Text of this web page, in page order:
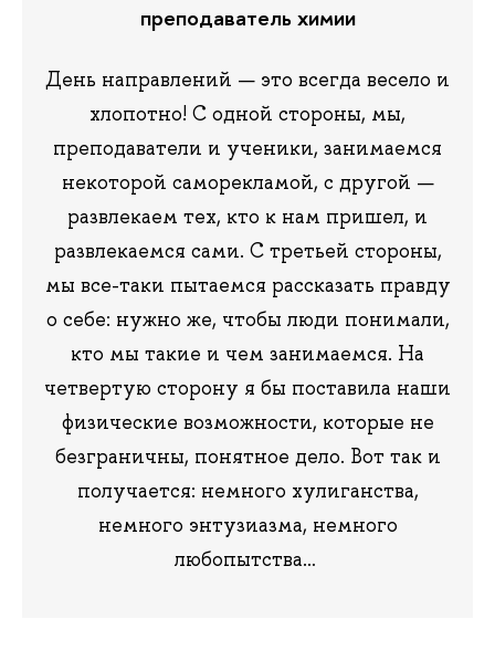
преподаватель химии
День направлений — это всегда весело и
хлопотно! С одной стороны, мы,
преподаватели и ученики, занимаемся
некоторой саморекламой, с другой —
развлекаем тех, кто к нам пришел, и
развлекаемся сами. С третьей стороны,
мы все-таки пытаемся рассказать правду
о себе: нужно же, чтобы люди понимали,
кто мы такие и чем занимаемся. На
четвертую сторону я бы поставила наши
физические возможности, которые не
безграничны, понятное дело. Вот так и
получается: немного хулиганства,
немного энтузиазма, немного
любопытства…